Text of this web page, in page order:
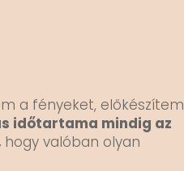
a fényeket, előkészítem
időtartama mindig az
hogy valóban olyan